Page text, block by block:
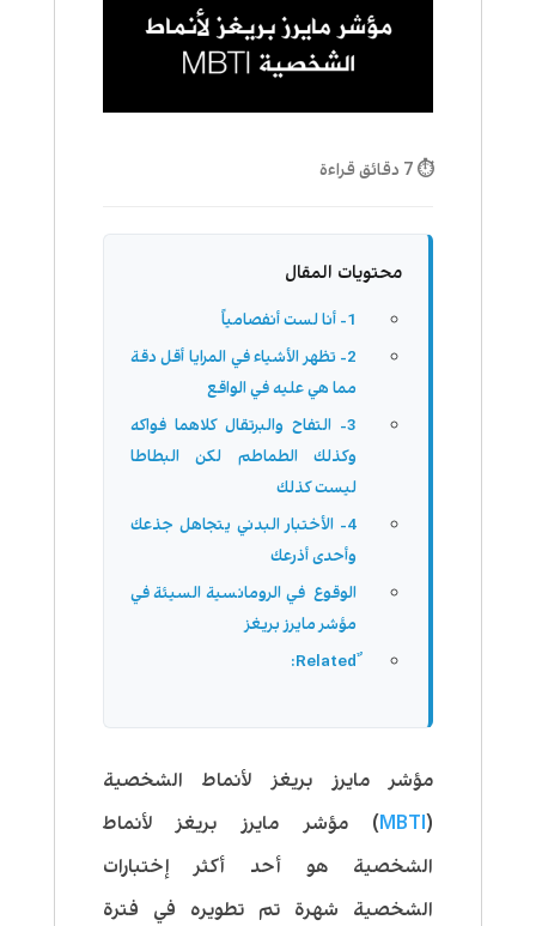
⏱ 7 دقائق قراءة
محتويات المقال
1- أنا لست أنفصامياً
2- تظهر الأشياء في المرايا أقل دقة
مما هي عليه في الواقع
3- التفاح والبرتقال كلاهما فواكه
وكذلك الطماطم لكن البطاطا
ليست كذلك
4- الأختبار البدني يتجاهل جذعك
وأحدى أذرعك
الوقوع في الرومانسية السيئة في
مؤشر مايرز بريغز
ٌRelated:
مؤشر مايرز بريغز لأنماط الشخصية
(
MBTI) مؤشر مايرز بريغز لأنماط
الشخصية هو أحد أكثر إختبارات
الشخصية شهرة تم تطويره في فترة